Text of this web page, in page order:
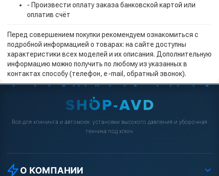
- Произвести оплату заказа банковской картой или
оплатив счёт
Перед совершением покупки рекомендуем ознакомиться с
подробной информацией о товарах: на сайте доступны
характеристики всех моделей и их описания. Дополнительную
информацию можно получить по любому из указанных в
контактах способу (телефон, e-mail, обратный звонок).
Всё для клининга и автомоек: установки высокого давления и уборочная
техника под ключ.
О КОМПАНИИ